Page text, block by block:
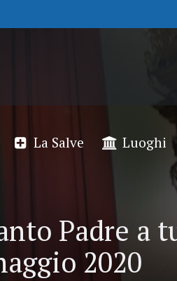
La Salve Luoghi
Padre a
2020